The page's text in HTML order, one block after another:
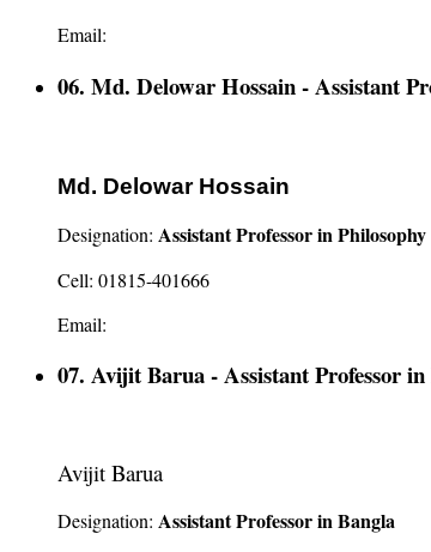
Email:
06. Md. Delowar Hossain - Assistant
Md. Delowar Hossain
Designation: Assistant Professor in Philosophy
Cell: 01815-401666
Email:
07. Avijit Barua - Assistant Professor in
Avijit Barua
Designation: Assistant Professor in Bangla